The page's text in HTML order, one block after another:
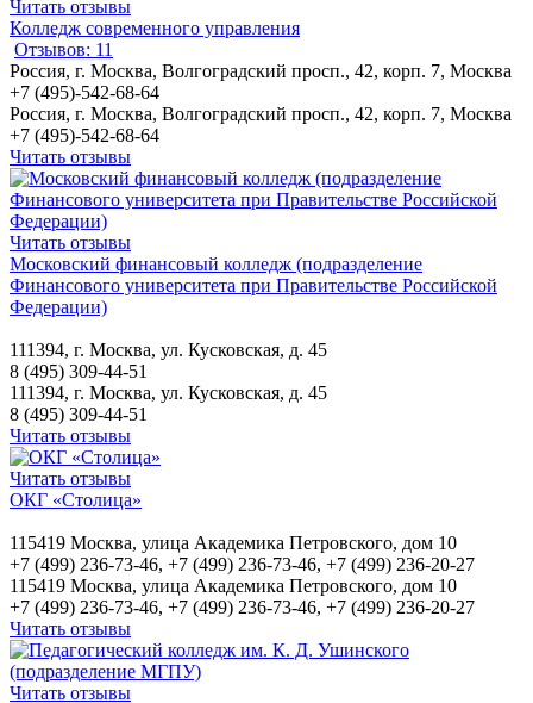
Читать отзывы
Колледж современного управления
Отзывов: 11
Россия, г. Москва, Волгоградский просп., 42, корп. 7, Москва
+7 (495)-542-68-64
Россия, г. Москва, Волгоградский просп., 42, корп. 7, Москва
+7 (495)-542-68-64
Читать отзывы
Читать отзывы
Московский финансовый колледж (подразделение
Финансового университета при Правительстве Российской
Федерации)
111394, г. Москва, ул. Кусковская, д. 45
8 (495) 309-44-51
111394, г. Москва, ул. Кусковская, д. 45
8 (495) 309-44-51
Читать отзывы
Читать отзывы
ОКГ «Столица»
115419 Москва, улица Академика Петровского, дом 10
+7 (499) 236-73-46, +7 (499) 236-73-46, +7 (499) 236-20-27
115419 Москва, улица Академика Петровского, дом 10
+7 (499) 236-73-46, +7 (499) 236-73-46, +7 (499) 236-20-27
Читать отзывы
Читать отзывы